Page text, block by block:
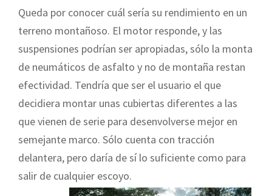
Queda por conocer cuál sería su rendimiento en un
terreno montañoso. El motor responde, y las
suspensiones podrían ser apropiadas, sólo la monta
de neumáticos de asfalto y no de montaña restan
efectividad. Tendría que ser el usuario el que
decidiera montar unas cubiertas diferentes a las
que vienen de serie para desenvolverse mejor en
semejante marco. Sólo cuenta con tracción
delantera, pero daría de sí lo suficiente como para
salir de cualquier escoyo.